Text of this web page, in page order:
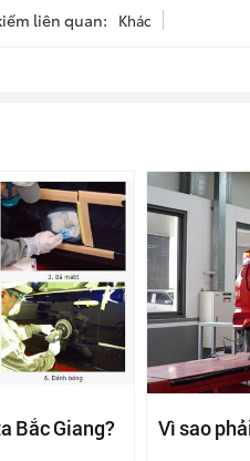
liên quan: Khác
Bắc Giang? Vì sao